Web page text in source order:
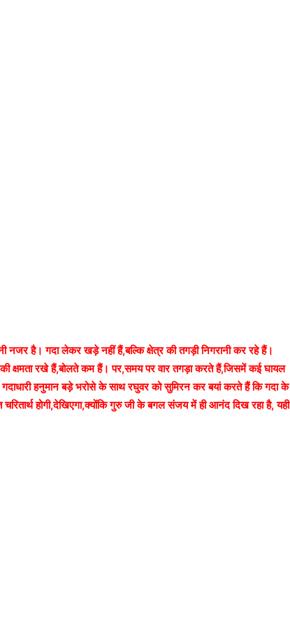
नजर है। गदा लेकर खड़े नहीं हैं,बल्कि क्षेत्र की तगड़ी निगरानी कर रहे हैं।
क्षमता रखे हैं,बोलते कम हैं। पर,समय पर वार तगड़ा करते हैं,जिसमें कई घायल
हनुमान बड़े भरोसे के साथ रघुवर को सुमिरन कर बयां करते हैं कि गदा के
चरितार्थ होगी,देखिएगा,क्योंकि गुरु जी के बगल संजय में ही आनंद दिख रहा है, यही